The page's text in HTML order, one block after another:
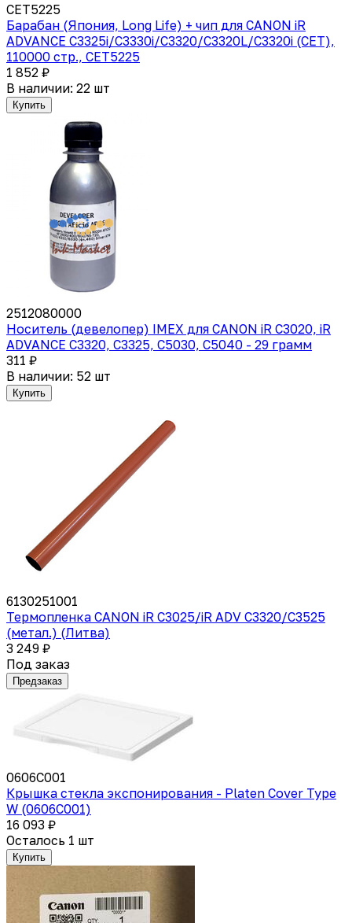
CET5225
Барабан (Япония, Long Life) + чип для CANON iR
ADVANCE C3325i/C3330i/C3320/C3320L/C3320i (CET),
110000 стр., CET5225
1 852 ₽
В наличии: 22 шт
Купить
2512080000
Носитель (девелопер) IMEX для CANON iR С3020, iR
ADVANCE С3320, C3325, C5030, C5040 - 29 грамм
311 ₽
В наличии: 52 шт
Купить
6130251001
Термопленка CANON iR C3025/iR ADV C3320/C3525
(метал.) (Литва)
3 249 ₽
Под заказ
Предзаказ
0606C001
Крышка стекла экспонирования - Platen Cover Type
W (0606C001)
16 093 ₽
Осталось 1 шт
Купить